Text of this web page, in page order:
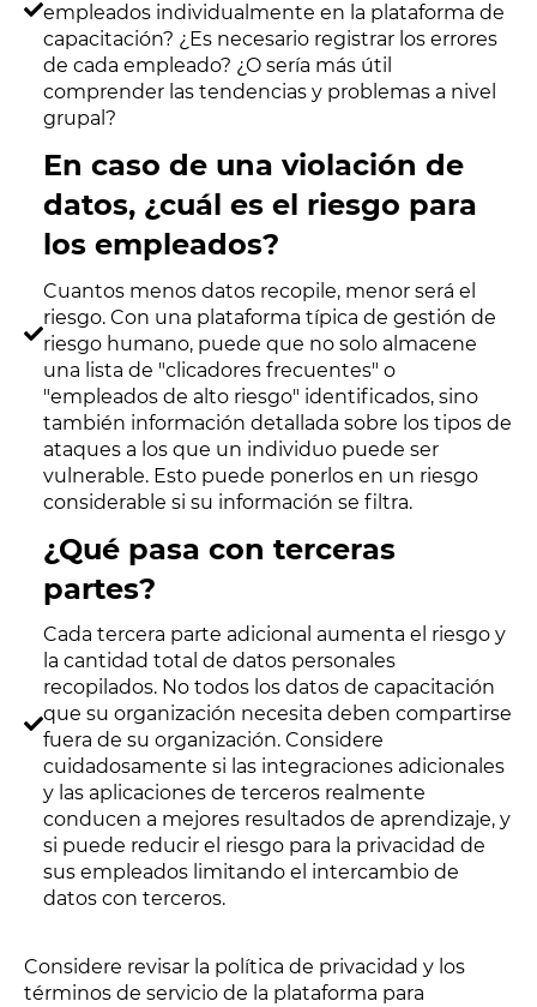
empleados individualmente en la plataforma de
capacitación? ¿Es necesario registrar los errores
de cada empleado? ¿O sería más útil
comprender las tendencias y problemas a nivel
grupal?
En caso de una violación de
datos, ¿cuál es el riesgo para
los empleados?
Cuantos menos datos recopile, menor será el
riesgo. Con una plataforma típica de gestión de
riesgo humano, puede que no solo almacene
una lista de "clicadores frecuentes" o
"empleados de alto riesgo" identificados, sino
también información detallada sobre los tipos de
ataques a los que un individuo puede ser
vulnerable. Esto puede ponerlos en un riesgo
considerable si su información se filtra.
¿Qué pasa con terceras
partes?
Cada tercera parte adicional aumenta el riesgo y
la cantidad total de datos personales
recopilados. No todos los datos de capacitación
que su organización necesita deben compartirse
fuera de su organización. Considere
cuidadosamente si las integraciones adicionales
y las aplicaciones de terceros realmente
conducen a mejores resultados de aprendizaje, y
si puede reducir el riesgo para la privacidad de
sus empleados limitando el intercambio de
datos con terceros.
Considere revisar la política de privacidad y los
términos de servicio de la plataforma para